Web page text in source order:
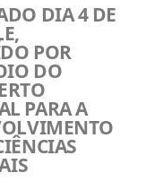
DIA 4 DE
POR
DO
PARA A